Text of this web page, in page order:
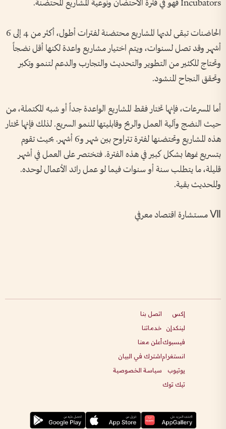
Incubators فهو في فترة الاحتضان ونوعية المشاريع المحتضنة.
الحاضنات تبقى لديها المشاريع محتضنة لفترات أطول، أكثر من 4 إلى 6
أشهر وقد تصل لسنوات، ويتم اختيار مشاريع واعدة لكنها أقل نضجاً
وتحتاج للكثير من التطوير والتحديث والتجارب والدعم لتنمو وتكبر
وتحقق النجاح المنشود.
أما المسرعات، فإنها تختار فقط المشاريع الواعدة جداً أو شبه المكتملة، من
حيث النضج وآلية العمل والربح وقابليتها للنمو السريع. لذلك فإنها تختار
هذه المشاريع وتحتضنها لفترة تتراوح بين شهر و6 أشهر. بحيث تقوم
بتسريع نموها بشكل كبير في هذه الفترة. فتختصر على العمل في أشهر
قليلة، ما يتطلب سنة أو سنوات فيما لو عمل رائد الأعمال لوحده.
وللحديث بقية.
Ⅶ مستشارة اقتصاد معرفي
إكس
لينكدإن
فيسبوك
انستغرام
يوتيوب
تيك توك
اتصل بنا
خدماتنا
أعلن معنا
اشترك في البيان
سياسة الخصوصية